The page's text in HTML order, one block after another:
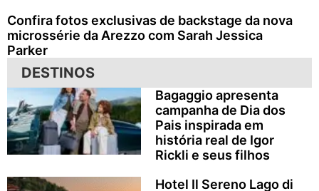
Confira fotos exclusivas de backstage da nova
microssérie da Arezzo com Sarah Jessica
Parker
DESTINOS
Bagaggio apresenta
campanha de Dia dos
Pais inspirada em
história real de Igor
Rickli e seus filhos
Hotel Il Sereno Lago di